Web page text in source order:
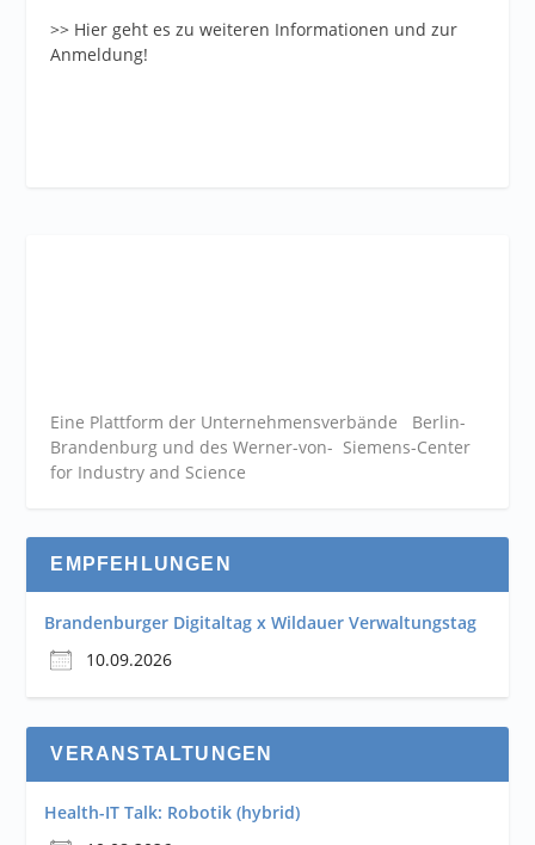
>> Hier geht es zu weiteren Informationen und zur
Anmeldung!
Eine Plattform der Unternehmensverbände Berlin-
Brandenburg und des Werner-von- Siemens-Center
for Industry and Science
EMPFEHLUNGEN
Brandenburger Digitaltag x Wildauer Verwaltungstag
10.09.2026
VERANSTALTUNGEN
Health-IT Talk: Robotik (hybrid)